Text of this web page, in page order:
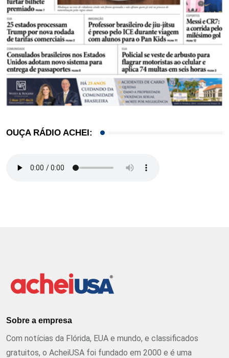
OUÇA RÁDIO ACHEI:
Sobre a empresa
Com notícias da Flórida, EUA e mundo, e classificados
gratuitos, o AcheiUSA foi fundado em 2000 e é uma